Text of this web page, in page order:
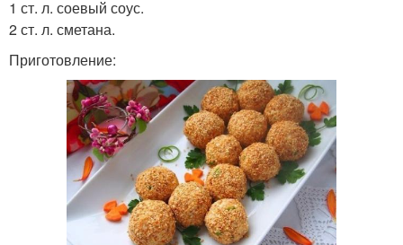
1 ст. л. соевый соус.
2 ст. л. сметана.
Приготовление: